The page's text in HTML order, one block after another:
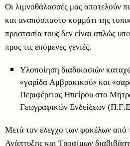
Οι λιμνοθάλασσές μας αποτελούν
και αναπόσπαστο κομμάτι της
προστασία τους δεν είναι απλώς
προς τις επόμενες γενιές.
Υλοποίηση διαδικασιών
«γαρίδα Αμβρακικού» και
Περιφέρειας Ηπείρου στο
Γεωγραφικών Ενδείξεων
Μετά τον έλεγχο των φακέλων από
Ανάπτυξης και Τροφίμων